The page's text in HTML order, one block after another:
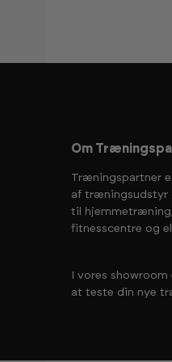
Om
Træningspartner
af træningsudstyr
til
fitnesscentre og
I vores
at teste din nye